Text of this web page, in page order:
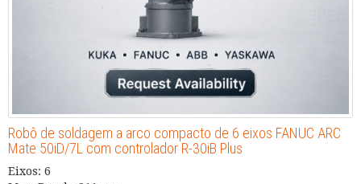
Robô de soldagem a arco compacto de 6 eixos FANUC ARC
Mate 50iD/7L com controlador R-30iB Plus
Eixos: 6